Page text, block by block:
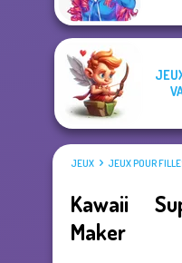
JEUX JEUX POUR
Kawaii
Maker